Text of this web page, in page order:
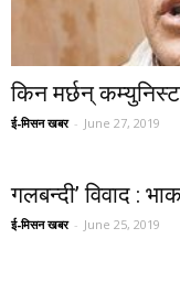
किन मर्छन् कम्युनिस्ट
ई-मिसन खबर - June 27, 2019
गलबन्दी’ विवाद :
ई-मिसन खबर - June 25, 2019